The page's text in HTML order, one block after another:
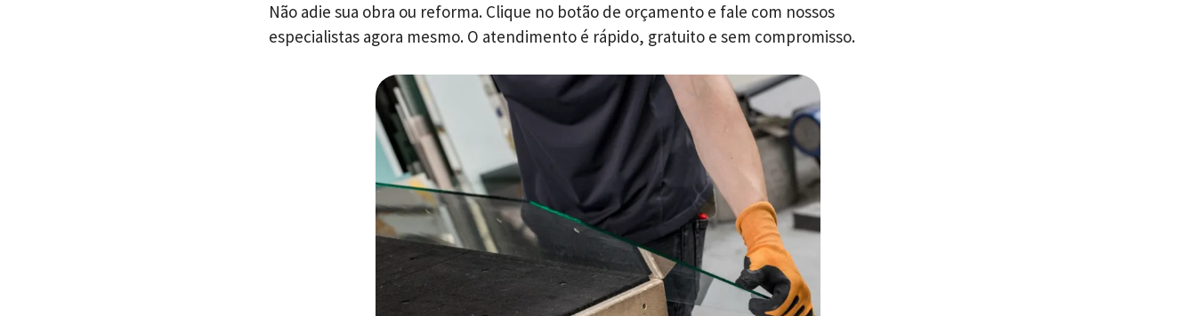
Não adie sua obra ou reforma. Clique no botão de orçamento e fale com nossos
especialistas agora mesmo. O atendimento é rápido, gratuito e sem compromisso.